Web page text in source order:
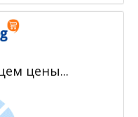
цены...